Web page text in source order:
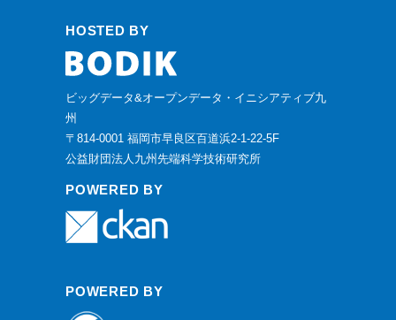
HOSTED BY
ビッグデータ&オープンデータ・イニシアティブ九
州
〒814-0001 福岡市早良区百道浜2-1-22-5F
公益財団法人九州先端科学技術研究所
POWERED BY
POWERED BY